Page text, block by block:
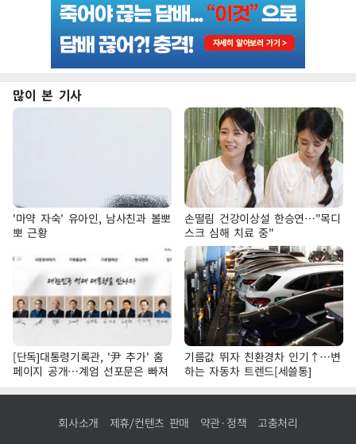
많이 본 기사
'마약 자숙' 유아인, 남사친과 볼뽀
뽀 근황
손떨림 건강이상설 한승연…"목디
스크 심해 치료 중"
[단독]대통령기록관, '尹 추가' 홈
페이지 공개…계엄 선포문은 빠져
기름값 뛰자 친환경차 인기↑…변
하는 자동차 트렌드[세쓸통]
회사소개 제휴/컨텐츠 판매 약관·정책 고충처리